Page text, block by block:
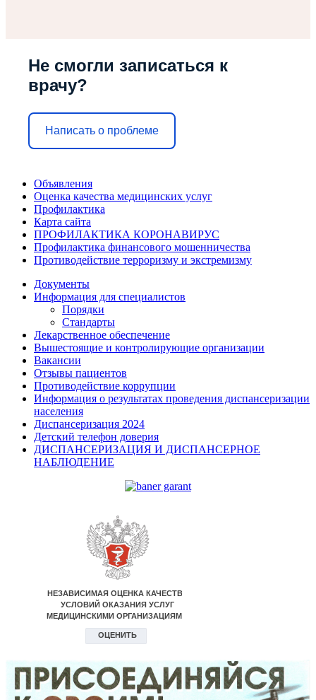
Не смогли записаться к
врачу?
Написать о проблеме
Объявления
Оценка качества медицинских услуг
Профилактика
Карта сайта
ПРОФИЛАКТИКА КОРОНАВИРУС
Профилактика финансового мошенничества
Противодействие терроризму и экстремизму
Документы
Информация для специалистов
Порядки
Стандарты
Лекарственное обеспечение
Вышестоящие и контролирующие организации
Вакансии
Отзывы пациентов
Противодействие коррупции
Информация о результатах проведения диспансеризации
населения
Диспансеризация 2024
Детский телефон доверия
ДИСПАНСЕРИЗАЦИЯ И ДИСПАНСЕРНОЕ
НАБЛЮДЕНИЕ